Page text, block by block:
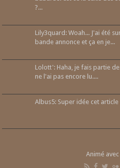
?...
Lily3quard: Woah... J'ai été
bande annonce et ça en je...
Lolott': Haha, je fais partie
ne l'ai pas encore lu....
Albus5: Super idée cet
Animé avec